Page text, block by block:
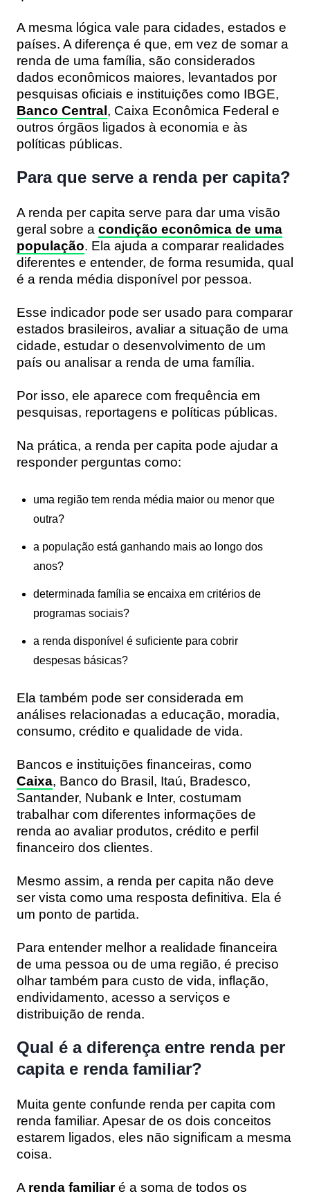
A mesma lógica vale para cidades, estados e
países. A diferença é que, em vez de somar a
renda de uma família, são considerados
dados econômicos maiores, levantados por
pesquisas oficiais e instituições como IBGE,
Banco Central, Caixa Econômica Federal e
outros órgãos ligados à economia e às
políticas públicas.
Para que serve a renda per capita?
A renda per capita serve para dar uma visão
geral sobre a condição econômica de uma
população. Ela ajuda a comparar realidades
diferentes e entender, de forma resumida, qual
é a renda média disponível por pessoa.
Esse indicador pode ser usado para comparar
estados brasileiros, avaliar a situação de uma
cidade, estudar o desenvolvimento de um
país ou analisar a renda de uma família.
Por isso, ele aparece com frequência em
pesquisas, reportagens e políticas públicas.
Na prática, a renda per capita pode ajudar a
responder perguntas como:
uma região tem renda média maior ou menor que
outra?
a população está ganhando mais ao longo dos
anos?
determinada família se encaixa em critérios de
programas sociais?
a renda disponível é suficiente para cobrir
despesas básicas?
Ela também pode ser considerada em
análises relacionadas a educação, moradia,
consumo, crédito e qualidade de vida.
Bancos e instituições financeiras, como
Caixa, Banco do Brasil, Itaú, Bradesco,
Santander, Nubank e Inter, costumam
trabalhar com diferentes informações de
renda ao avaliar produtos, crédito e perfil
financeiro dos clientes.
Mesmo assim, a renda per capita não deve
ser vista como uma resposta definitiva. Ela é
um ponto de partida.
Para entender melhor a realidade financeira
de uma pessoa ou de uma região, é preciso
olhar também para custo de vida, inflação,
endividamento, acesso a serviços e
distribuição de renda.
Qual é a diferença entre renda per
capita e renda familiar?
Muita gente confunde renda per capita com
renda familiar. Apesar de os dois conceitos
estarem ligados, eles não significam a mesma
coisa.
A renda familiaré a soma de todos os